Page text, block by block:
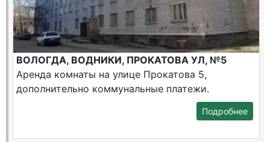
ВОЛОГДА, ВОДНИКИ, ПРОКАТОВА УЛ, №5
Аренда комнаты на улице Прокатова 5,
дополнительно коммунальные платежи.
Подробнее